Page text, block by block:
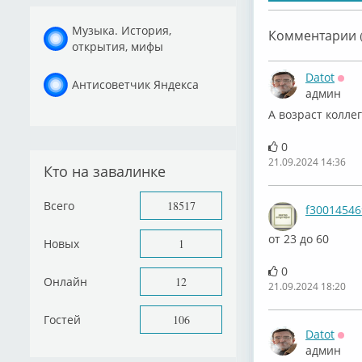
Музыка. История,
открытия, мифы
Антисоветчик Яндекса
Кто на завалинке
Всего 18517
Новых 1
Онлайн 12
Гостей 106
Комментарии
Datot
админ
А возраст
0
21.09.2024 14:36
от 23 до 60
0
21.09.2024 18:20
Datot
админ